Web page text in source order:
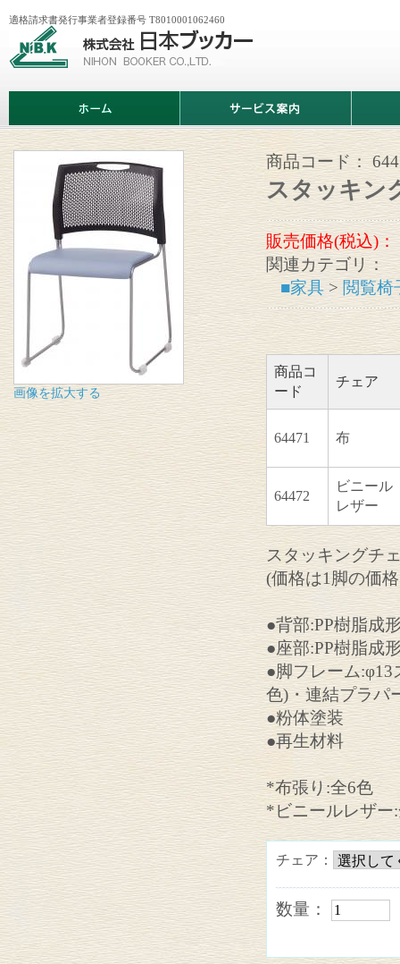
会
日
ッ
カ
適格請求書発行事業者登録番号 T8010001062460
ム
ビ
案
情
画像を拡大する
商品コード：
スタッキン
販売価格(税込)：
関連カテゴリ：
■家具> 閲覧椅
商品コ
ード
チェア
64471 布
64472
ビニール
レザー
スタッキングチ
(価格は1脚の価
●背部:PP樹脂成
●座部:PP樹脂成
●脚フレーム:φ13
色)・連結プラパ
●粉体塗装
●再生材料
*布張り:全6色
*ビニールレザー
チェア：
数量：